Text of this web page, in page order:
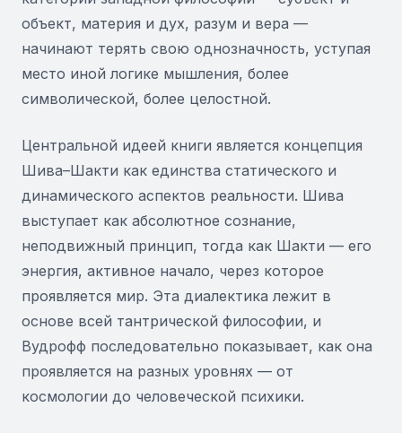
объект, материя и дух, разум и вера —
начинают терять свою однозначность, уступая
место иной логике мышления, более
символической, более целостной.
Центральной идеей книги является концепция
Шива–Шакти как единства статического и
динамического аспектов реальности. Шива
выступает как абсолютное сознание,
неподвижный принцип, тогда как Шакти — его
энергия, активное начало, через которое
проявляется мир. Эта диалектика лежит в
основе всей тантрической философии, и
Вудрофф последовательно показывает, как она
проявляется на разных уровнях — от
космологии до человеческой психики.